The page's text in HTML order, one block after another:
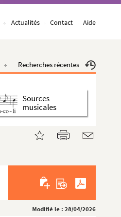
Actualités Contact Aide
Recherches récentes
Sources
musicales
Modifié le : 28/04/2026